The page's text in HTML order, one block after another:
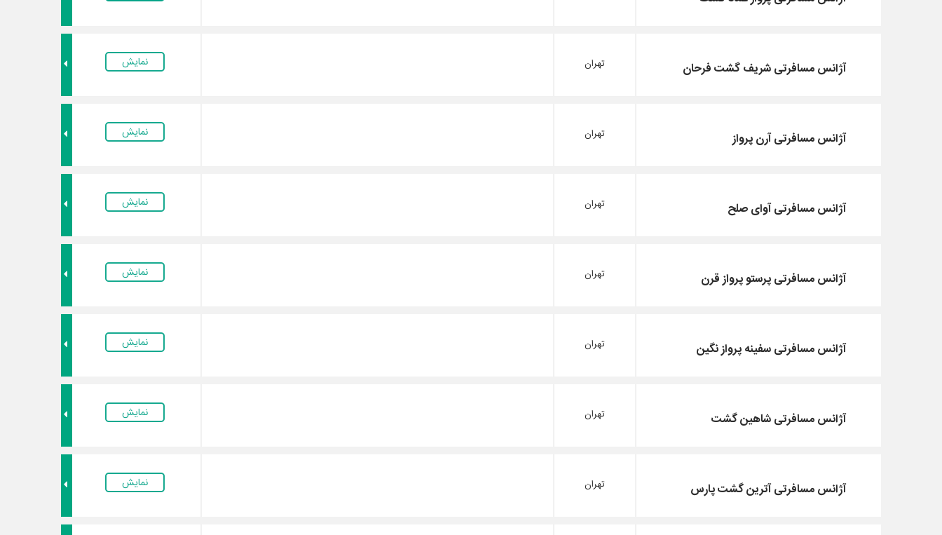
آژانس مسافرتی شریف گشت فرحان تهران نمایش
آژانس مسافرتی آرن پرواز تهران نمایش
آژانس مسافرتی آوای صلح تهران نمایش
آژانس مسافرتی پرستو پرواز قرن تهران نمایش
آژانس مسافرتی سفینه پرواز نگین تهران نمایش
آژانس مسافرتی شاهین گشت تهران نمایش
آژانس مسافرتی آترین گشت پارس تهران نمایش